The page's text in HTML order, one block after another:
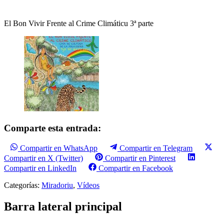
El Bon Vivir Frente al Crime Climáticu 3ª parte
Comparte esta entrada:
Compartir en WhatsApp
Compartir en Telegram
Compartir en X (Twitter)
Compartir en Pinterest
Compartir en LinkedIn
Compartir en Facebook
Categorías: Miradoriu, Vídeos
Barra lateral principal